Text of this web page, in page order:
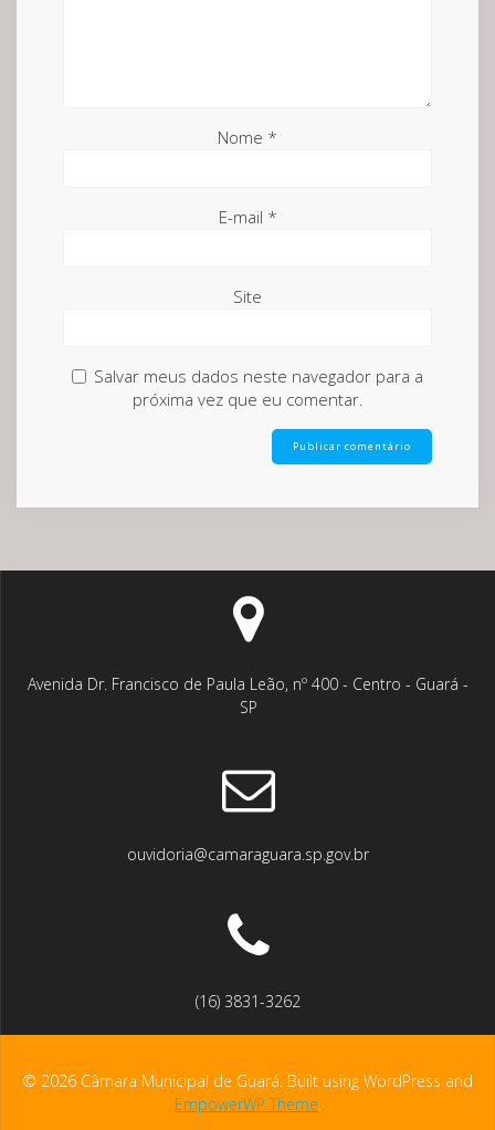
Nome *
E-mail *
Site
Salvar meus dados neste navegador para a
próxima vez que eu comentar.
Avenida Dr. Francisco de Paula Leão, nº 400 - Centro - Guará -
SP
ouvidoria@camaraguara.sp.gov.br
(16) 3831-3262
© 2026 Câmara Municipal de Guará. Built using WordPress and
EmpowerWP Theme.